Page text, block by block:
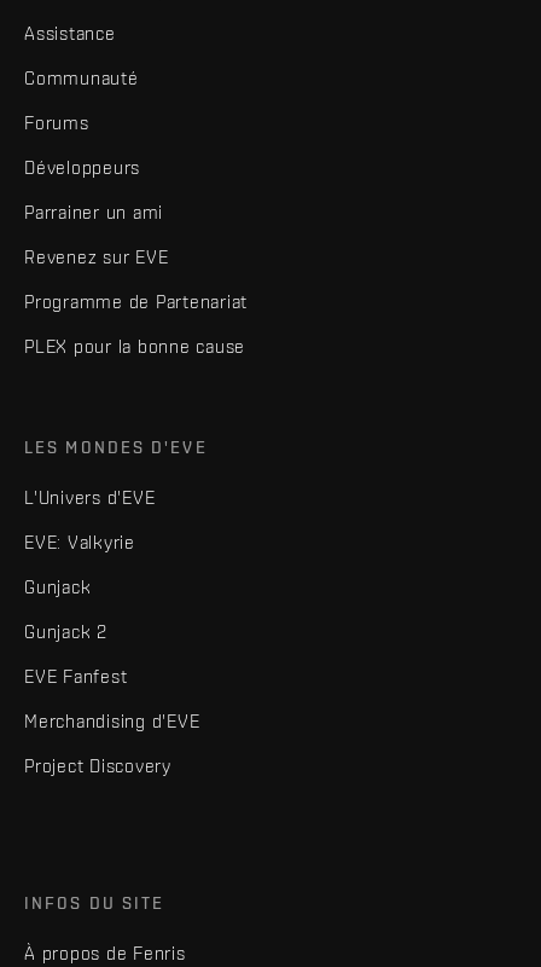
Assistance
Communauté
Forums
Développeurs
Parrainer un ami
Revenez sur EVE
Programme de Partenariat
PLEX pour la bonne cause
LES MONDES D'EVE
L'Univers d'EVE
EVE: Valkyrie
Gunjack
Gunjack 2
EVE Fanfest
Merchandising d'EVE
Project Discovery
INFOS DU SITE
À propos de Fenris